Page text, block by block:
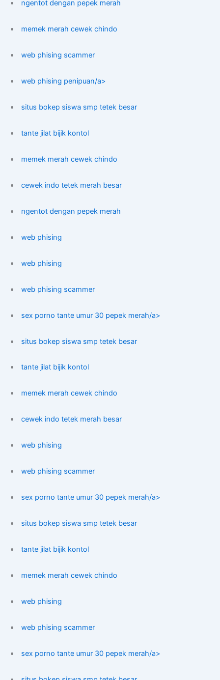
ngentot dengan pepek merah
memek merah cewek chindo
web phising scammer
web phising penipuan/a>
situs bokep siswa smp tetek besar
tante jilat bijik kontol
memek merah cewek chindo
cewek indo tetek merah besar
ngentot dengan pepek merah
web phising
web phising
web phising scammer
sex porno tante umur 30 pepek merah/a>
situs bokep siswa smp tetek besar
tante jilat bijik kontol
memek merah cewek chindo
cewek indo tetek merah besar
web phising
web phising scammer
sex porno tante umur 30 pepek merah/a>
situs bokep siswa smp tetek besar
tante jilat bijik kontol
memek merah cewek chindo
web phising
web phising scammer
sex porno tante umur 30 pepek merah/a>